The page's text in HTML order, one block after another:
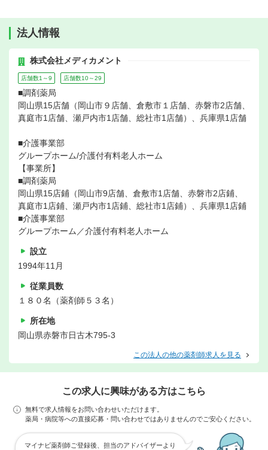
法人情報
株式会社メディカメント
店舗数1～9 店舗数10～29
■調剤薬局
岡山県15店舗（岡山市９店舗、倉敷市１店舗、赤磐市2店舗、
真庭市1店舗、瀬戸内市1店舗、総社市1店舗）、兵庫県1店舗
■介護事業部
グループホーム/介護付有料老人ホーム
【事業所】
■調剤薬局
岡山県15店鋪（岡山市9店舗、倉敷市1店舗、赤磐市2店鋪、
真庭市1店鋪、瀬戸内市1店鋪、総社市1店鋪）、兵庫県1店鋪
■介護事業部
グループホーム／介護付有料老人ホーム
設立
1994年11月
従業員数
１８０名（薬剤師５３名）
所在地
岡山県赤磐市日古木795-3
この法人の他の薬剤師求人を見る
この求人に興味がある方はこちら
無料で求人情報をお問い合わせいただけます。
薬局・病院等への直接応募・問い合わせではありませんのでご安心ください。
マイナビ薬剤師ご登録後、担当のアドバイザーより